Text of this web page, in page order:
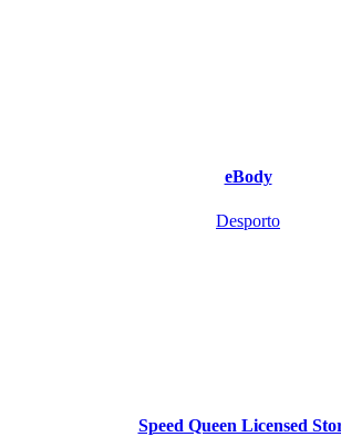
eBody
Desporto
Speed Queen Licensed